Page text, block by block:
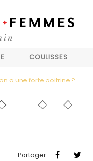
COULISSES
a une forte poitrine ?
Partager